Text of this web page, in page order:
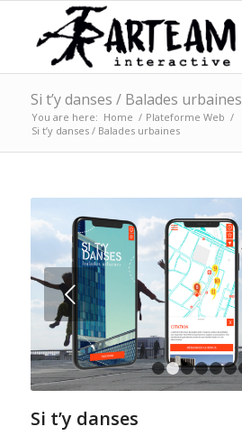
Si t’y danses / Balades urbaines
You are here: Home / Plateforme Web /
Si t’y danses / Balades urbaines
Next
Si t’y danses